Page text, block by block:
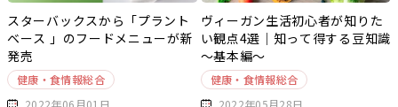
スターバックスから「プラント
ベース 」のフードメニューが新
発売
健康・食情報総合
2022年06月01日
ヴィーガン生活初心者が知りた
い観点4選｜知って得する豆知識
～基本編～
健康・食情報総合
2022年05月28日